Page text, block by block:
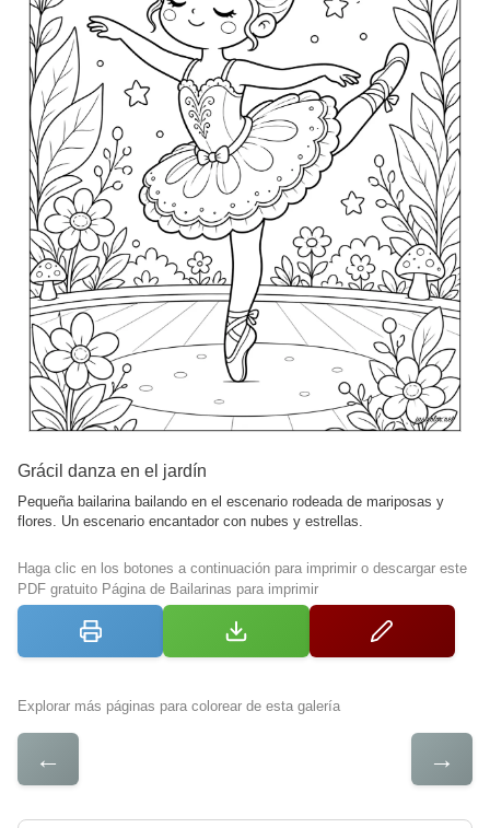
Grácil danza en el jardín
Pequeña bailarina bailando en el escenario rodeada de mariposas y
flores. Un escenario encantador con nubes y estrellas.
Haga clic en los botones a continuación para imprimir o descargar este
PDF gratuito Página de Bailarinas para imprimir
Explorar más páginas para colorear de esta galería
← →